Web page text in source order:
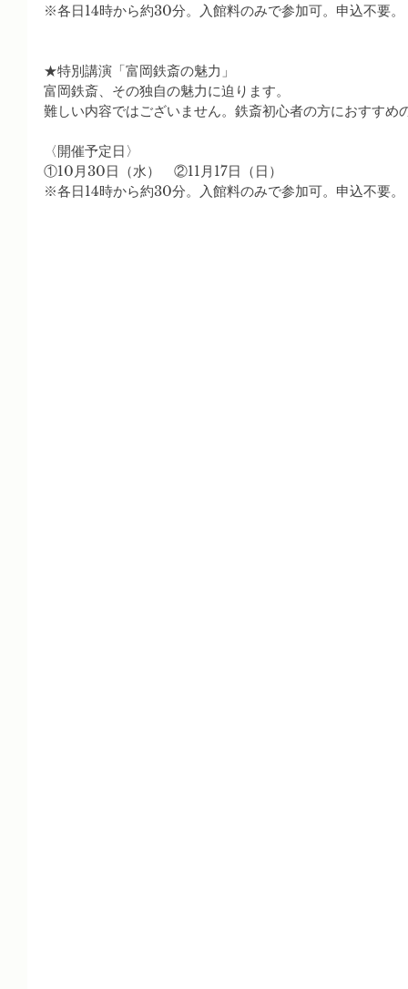
※各日14時から約30分。入館料のみで参加可。申込不要。
★特別講演「富岡鉄斎の魅力」
富岡鉄斎、その独自の魅力に迫ります。
難しい内容ではございません。鉄斎初心者の方におすすめ
〈開催予定日〉
①10月30日（水）　②11月17日（日）
※各日14時から約30分。入館料のみで参加可。申込不要。